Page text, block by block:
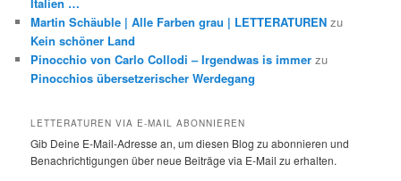
Martin Schäuble | Alle Farben grau | LETTERATUREN zu
Kein schöner Land
Pinocchio von Carlo Collodi – Irgendwas is immer zu
Pinocchios übersetzerischer Werdegang
LETTERATUREN VIA E-MAIL ABONNIEREN
Gib Deine E-Mail-Adresse an, um diesen Blog zu abonnieren und
Benachrichtigungen über neue Beiträge via E-Mail zu erhalten.